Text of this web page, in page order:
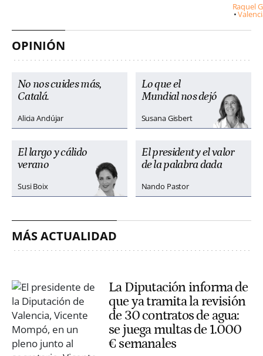
Raquel
OPINIÓN
No nos cuides más,
Catalá.
Alicia Andújar
Lo que el
Mundial nos dejó
Susana Gisbert
El largo y cálido
verano
Susi Boix
El president y el valor
de la palabra dada
Nando Pastor
MÁS ACTUALIDAD
La Diputación informa de
que ya tramita la revisión
de 30 contratos de agua:
se juega multas de 1.000
€ semanales